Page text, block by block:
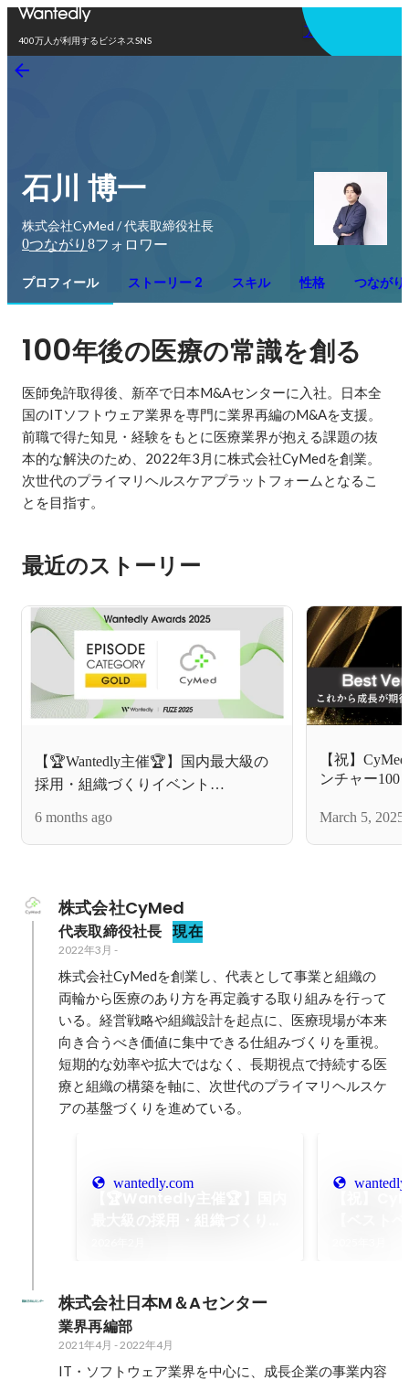
400万人が利用するビジネスSNS
アプリを使う
石川 博一
株式会社CyMed / 代表取締役社長
0つながり 8フォロワー
プロフィール ストーリー 2 スキル 性格 つながり
100年後の医療の常識を創る
医師免許取得後、新卒で日本M&Aセンターに入社。日本全
国のITソフトウェア業界を専門に業界再編のM&Aを支援。
前職で得た知見・経験をもとに医療業界が抱える課題の抜
本的な解決のため、2022年3月に株式会社CyMedを創業。
次世代のプライマリヘルスケアプラットフォームとなるこ
最近のストーリー
【🏆Wantedly主催🏆】国内最大級の
採用・組織づくりイベント
にてGOLDを受賞しました！✨
6 months ago
【祝】
ンチャー100
業内容とは
March 5, 2025
株式会社CyMed
代表取締役社長 現在
2022年3月 -
株式会社CyMedを創業し、代表として事業と組織の
両輪から医療のあり方を再定義する取り組みを行って
いる。経営戦略や組織設計を起点に、医療現場が本来
向き合うべき価値に集中できる仕組みづくりを重視。
短期的な効率や拡大ではなく、長期視点で持続する医
療と組織の構築を軸に、次世代のプライマリヘルスケ
アの基盤づくりを進めている。
wantedly.com
株式会社日本M＆Aセンター
業界再編部
2021年4月 - 2022年4月
IT・ソフトウェア業界を中心に、成長企業の事業内容